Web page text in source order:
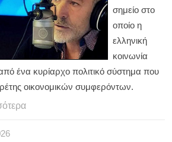
σημείο στο
οποίο η
ελληνική
κοινωνία
ένα κυρίαρχο πολιτικό σύστημα που
οικονομικών συμφερόντων.